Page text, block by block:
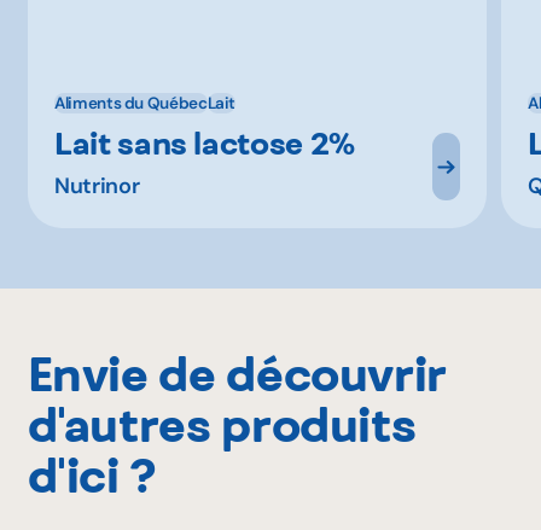
Aliments du QuébecLait
Lait sans lactose 2%
Nutrinor
Envie de découvrir
d'autres produits
d'ici ?